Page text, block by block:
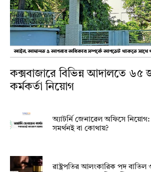
কক্সবাজারে বিভিন্ন আদালতে
কর্মকর্তা নিয়োগ
অ্যাটর্নি জেনারেল অফিসে
সমর্থনই বা কোথায়?
রাষ্ট্রপতির আলংকারিক পদ বাতিল